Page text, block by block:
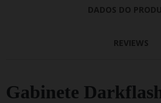
DADOS DO
REVIEWS
Gabinete